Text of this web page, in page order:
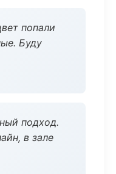
попали
Буду
подход.
в зале